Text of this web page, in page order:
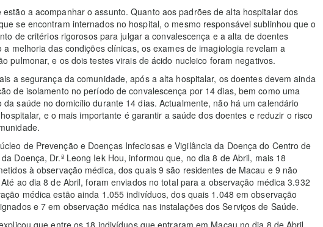
estão a acompanhar o assunto. Quanto aos padrões de alta hospitalar dos
se encontram internados no hospital, o mesmo responsável sublinhou que o
de critérios rigorosos para julgar a convalescença e a alta de doentes
a melhoria das condições clínicas, os exames de imagiologia revelam a
pulmonar, e os dois testes virais de ácido nucleico foram negativos.
a segurança da comunidade, após a alta hospitalar, os doentes devem ainda
de isolamento no período de convalescença por 14 dias, bem como uma
da saúde no domicílio durante 14 dias. Actualmente, não há um calendário
e o mais importante é garantir a saúde dos doentes e reduzir o risco
de Prevenção e Doenças Infeciosas e Vigilância da Doença do Centro de
Doença, Dr.ª Leong Iek Hou, informou que, no dia 8 de Abril, mais 18
à observação médica, dos quais 9 são residentes de Macau e 9 não
ao dia 8 de Abril, foram enviados no total para a observação médica 3.932
médica estão ainda 1.055 indivíduos, dos quais 1.048 em observação
e 7 em observação médica nas instalações dos Serviços de Saúde.
que entre os 18 indivíduos que entraram em Macau no dia 8 de Abril,